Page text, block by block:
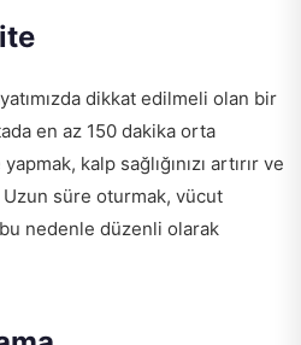
dikkat edilmeli olan bir
en az 150 dakika orta
kalp sağlığınızı artırır ve
süre oturmak, vücut
bu nedenle düzenli olarak